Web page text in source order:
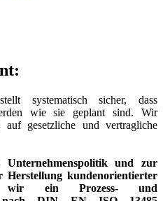
systematisch sicher, dass
wie sie geplant sind. Wir
gesetzliche und vertragliche
und zur
Herstellung kundenorientierter
wir ein Prozess- und